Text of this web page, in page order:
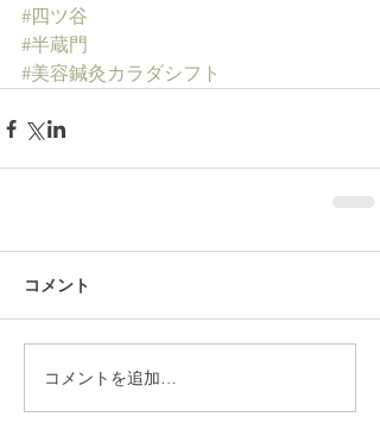
#四ツ谷
#半蔵門
#美容鍼灸カラダシフト
コメント
コメントを追加…